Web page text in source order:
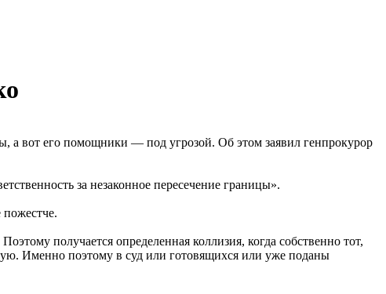
а вот его помощники — под угрозой. Об этом заявил генпрокурор
за незаконное пересечение границы».
получается определенная коллизия, когда собственно тот,
Именно поэтому в суд или готовящихся или уже поданы